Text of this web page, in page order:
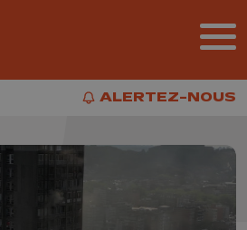
ALERTEZ-NOUS
ALERTEZ-NOUS